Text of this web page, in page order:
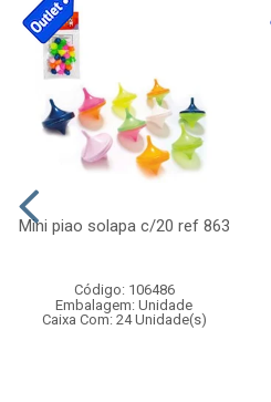
Mini piao solapa c/20 ref 863
Código: 106486
Embalagem: Unidade
Caixa Com: 24 Unidade(s)